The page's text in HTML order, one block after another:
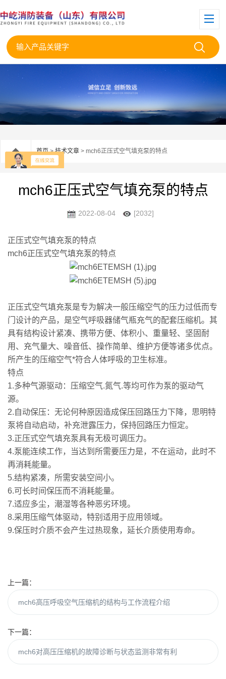
首页>技术文章 > mch6正压式空气填充泵的特点
mch6正压式空气填充泵的特点
2022-08-04 [2032]
正压式空气填充泵的特点
mch6正压式空气填充泵的特点
正压式空气填充泵是专为解决一般压缩空气的压力过低而专
门设计的产品，是空气呼吸器储气瓶充气的配套压缩机。其
具有结构设计紧凑、携带方便、体积小、重量轻、坚固耐
用、充气量大、噪音低、操作简单、维护方便等诸多优点。
所产生的压缩空气*符合人体呼吸的卫生标准。
特点
1.多种气源驱动：压缩空气.氮气.等均可作为泵的驱动气
源。
2.自动保压：无论何种原因造成保压回路压力下降，思明特
泵将自动启动，补充泄露压力，保持回路压力恒定。
3.正压式空气填充泵具有无极可调压力。
4.泵能连续工作，当达到所需要压力是，不在运动，此时不
再消耗能量。
5.结构紧凑，所需安装空间小。
6.可长时间保压而不消耗能量。
7.适应多尘，潮湿等各种恶劣环境。
8.采用压缩气体驱动，特别适用于应用领域。
9.保压时介质不会产生过热现象，延长介质使用寿命。
上一篇：
mch6高压呼吸空气压缩机的结构与工作流程介绍
下一篇：
mch6对高压压缩机的故障诊断与状态监测非常有利